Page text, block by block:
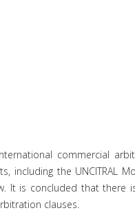
commercial
the UNCITRAL
It is concluded that there
clauses.